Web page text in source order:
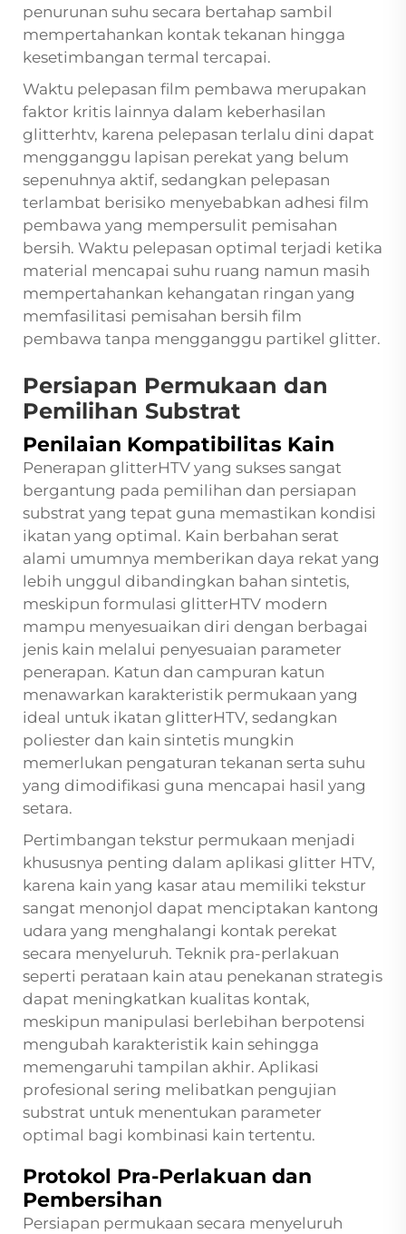
penurunan suhu secara bertahap sambil
mempertahankan kontak tekanan hingga
kesetimbangan termal tercapai.
Waktu pelepasan film pembawa merupakan
faktor kritis lainnya dalam keberhasilan
glitterhtv, karena pelepasan terlalu dini dapat
mengganggu lapisan perekat yang belum
sepenuhnya aktif, sedangkan pelepasan
terlambat berisiko menyebabkan adhesi film
pembawa yang mempersulit pemisahan
bersih. Waktu pelepasan optimal terjadi ketika
material mencapai suhu ruang namun masih
mempertahankan kehangatan ringan yang
memfasilitasi pemisahan bersih film
pembawa tanpa mengganggu partikel glitter.
Persiapan Permukaan dan
Pemilihan Substrat
Penilaian Kompatibilitas Kain
Penerapan glitterHTV yang sukses sangat
bergantung pada pemilihan dan persiapan
substrat yang tepat guna memastikan kondisi
ikatan yang optimal. Kain berbahan serat
alami umumnya memberikan daya rekat yang
lebih unggul dibandingkan bahan sintetis,
meskipun formulasi glitterHTV modern
mampu menyesuaikan diri dengan berbagai
jenis kain melalui penyesuaian parameter
penerapan. Katun dan campuran katun
menawarkan karakteristik permukaan yang
ideal untuk ikatan glitterHTV, sedangkan
poliester dan kain sintetis mungkin
memerlukan pengaturan tekanan serta suhu
yang dimodifikasi guna mencapai hasil yang
setara.
Pertimbangan tekstur permukaan menjadi
khususnya penting dalam aplikasi glitter HTV,
karena kain yang kasar atau memiliki tekstur
sangat menonjol dapat menciptakan kantong
udara yang menghalangi kontak perekat
secara menyeluruh. Teknik pra-perlakuan
seperti perataan kain atau penekanan strategis
dapat meningkatkan kualitas kontak,
meskipun manipulasi berlebihan berpotensi
mengubah karakteristik kain sehingga
memengaruhi tampilan akhir. Aplikasi
profesional sering melibatkan pengujian
substrat untuk menentukan parameter
optimal bagi kombinasi kain tertentu.
Protokol Pra-Perlakuan dan
Pembersihan
Persiapan permukaan secara menyeluruh